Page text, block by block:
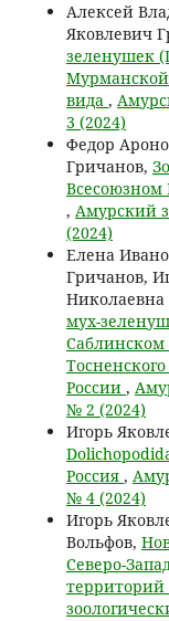
Алексей
Яковлевич
зеленушек
Мурманской
вида ,
3 (2024)
Федор
Гричанов,
Всесоюзном
, Амурский
(2024)
Елена
Гричанов,
Николаевна
мух-
России ,
№ 2 (2024)
Игорь
Россия ,
№ 4 (2024)
Игорь
Вольфов,
Северо-